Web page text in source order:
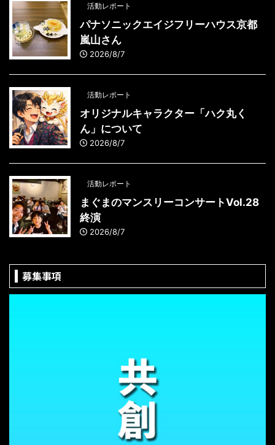
活動レポート
パナソニックエイジフリーハウス京都
嵐山さん
2026/8/7
活動レポート
オリジナルキャラクター「ハク丸く
ん」について
2026/8/7
活動レポート
まぐまのマンスリーコンサートVol.28
終演
2026/8/7
募集事項